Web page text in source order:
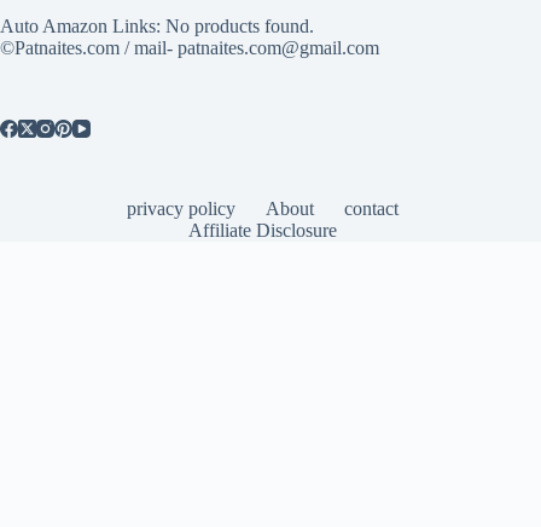
Auto Amazon Links: No products found.
©Patnaites.com / mail- patnaites.com@gmail.com
privacy policy About
contact
Affiliate Disclosure